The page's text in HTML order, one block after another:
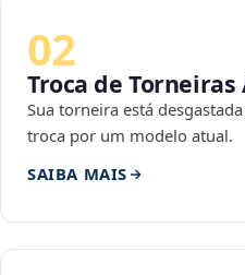
02
Troca de
Sua torneira está
troca por um modelo atual.
SAIBA MAIS